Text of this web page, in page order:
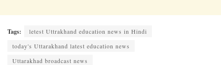
Tags:
letest Uttrakhand education news in Hindi
today's Uttarakhand latest education news
Uttarakhad broadcast news